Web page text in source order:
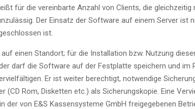
für die vereinbarte Anzahl von Clients, die
Der Einsatz der Software auf einem Server ist
ist.
einen Standort; für die Installation bzw. Nutzung
darf die Software auf der Festplatte speichern und
Er ist weiter berechtigt, notwendige
(CD Rom, Disketten etc.) als Sicherungskopie. Eine
von E&S Kassensysteme GmbH freigegebenen